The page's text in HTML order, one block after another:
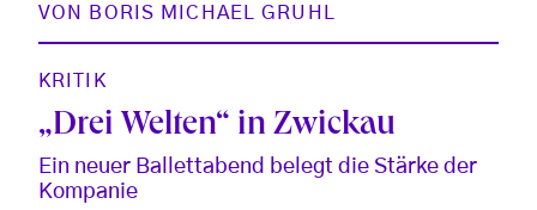
VON
BORIS MICHAEL GRUHL
KRITIK
„Drei Welten“ in Zwickau
Ein neuer Ballettabend belegt die Stärke der
Kompanie